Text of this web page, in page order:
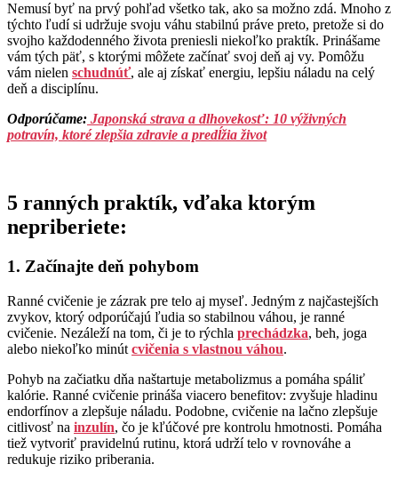
Nemusí byť na prvý pohľad všetko tak, ako sa možno zdá. Mnoho z
týchto ľudí si udržuje svoju váhu stabilnú práve preto, pretože si do
svojho každodenného života preniesli niekoľko praktík. Prinášame
vám tých päť, s ktorými môžete začínať svoj deň aj vy. Pomôžu
vám nielen schudnúť, ale aj získať energiu, lepšiu náladu na celý
deň a disciplínu.
Odporúčame: Japonská strava a dlhovekosť: 10 výživných
potravín, ktoré zlepšia zdravie a predĺžia život
5 ranných praktík, vďaka ktorým
nepriberiete:
1. Začínajte deň pohybom
Ranné cvičenie je zázrak pre telo aj myseľ. Jedným z najčastejších
zvykov, ktorý odporúčajú ľudia so stabilnou váhou, je ranné
cvičenie. Nezáleží na tom, či je to rýchla prechádzka, beh, joga
alebo niekoľko minút cvičenia s vlastnou váhou.
Pohyb na začiatku dňa naštartuje metabolizmus a pomáha spáliť
kalórie. Ranné cvičenie prináša viacero benefitov: zvyšuje hladinu
endorfínov a zlepšuje náladu. Podobne, cvičenie na lačno zlepšuje
citlivosť na inzulín, čo je kľúčové pre kontrolu hmotnosti. Pomáha
tiež vytvoriť pravidelnú rutinu, ktorá udrží telo v rovnováhe a
redukuje riziko priberania.